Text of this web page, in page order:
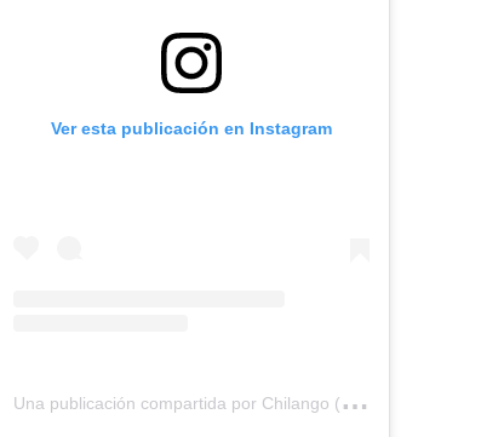
Ver esta publicación en Instagram
U
na publicación compartida por Chilango (@chilangocom)